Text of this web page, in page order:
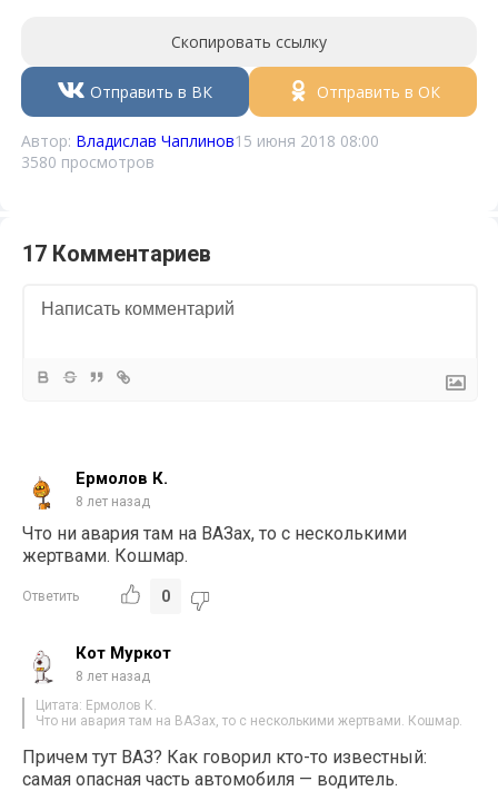
Скопировать ссылку
Отправить в ВК Отправить в ОК
Автор: Владислав Чаплинов15 июня 2018 08:00
3580 просмотров
17 Комментариев
Ермолов К.
8 лет назад
Что ни авария там на ВАЗах, то с несколькими
жертвами. Кошмар.
Ответить 0
Кот Муркот
8 лет назад
Цитата: Ермолов К.
Что ни авария там на ВАЗах, то с несколькими жертвами. Кошмар.
Причем тут ВАЗ? Как говорил кто-то известный:
самая опасная часть автомобиля — водитель.